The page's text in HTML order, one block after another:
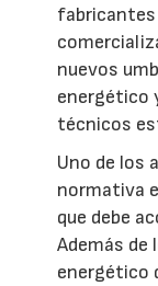
fabricantes
nuevos
energético
técnicos
Uno de los
normativa
que debe
Además
energético